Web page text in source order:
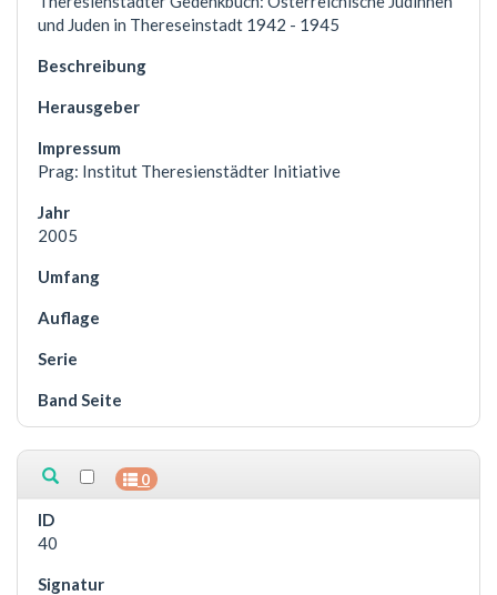
und Juden in Thereseinstadt 1942 - 1945
Prag: Institut Theresienstädter Initiative
2005
0
40